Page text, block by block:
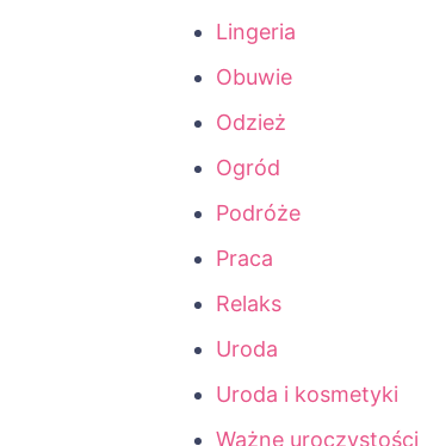
Lingeria
Obuwie
Odzież
Ogród
Podróże
Praca
Relaks
Uroda
Uroda i kosmetyki
Ważne uroczystości